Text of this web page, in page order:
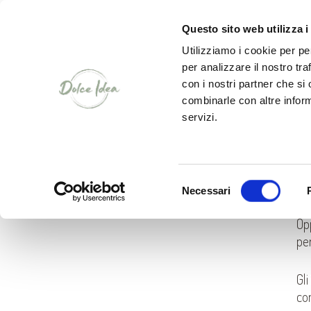
Questo sito web utilizza i
Utilizziamo i cookie per
per analizzare il nostro
con i nostri partner che si
combinarle con altre
servizi.
Necessari
CHI SIAMO
Gli